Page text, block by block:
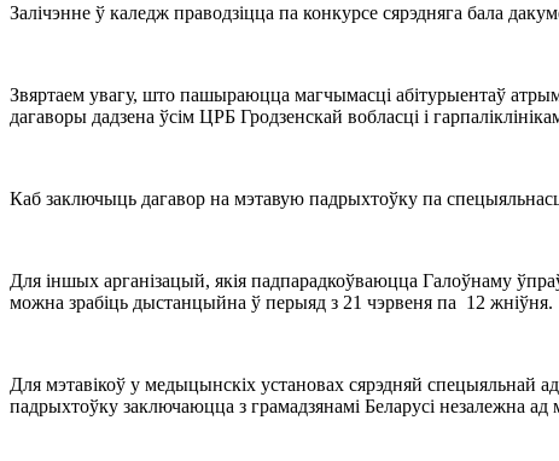
Залічэнне ў каледж праводзіцца па конкурсе сярэдняга бала
Звяртаем увагу, што пашыраюцца магчымасці абітурыентаў
дагаворы дадзена ўсім ЦРБ Гродзенскай вобласці і
Каб заключыць дагавор на мэтавую падрыхтоўку па
Для іншых арганізацый, якія падпарадкоўваюцца Галоўнаму
можна зрабіць дыстанцыйна ў перыяд з 21 чэрвеня па 12 жніўня.
Для мэтавікоў у медыцынскіх установах сярэдняй
падрыхтоўку заключаюцца з грамадзянамі Беларусі незалежна ад